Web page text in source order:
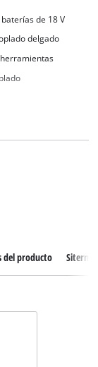
de 18 V
delgado
del producto